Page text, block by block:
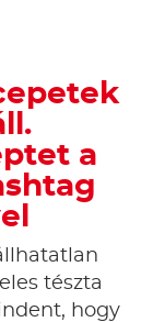
a
tészta
hogy